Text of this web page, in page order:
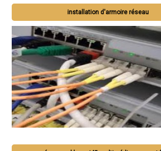
installation d'armoire réseau